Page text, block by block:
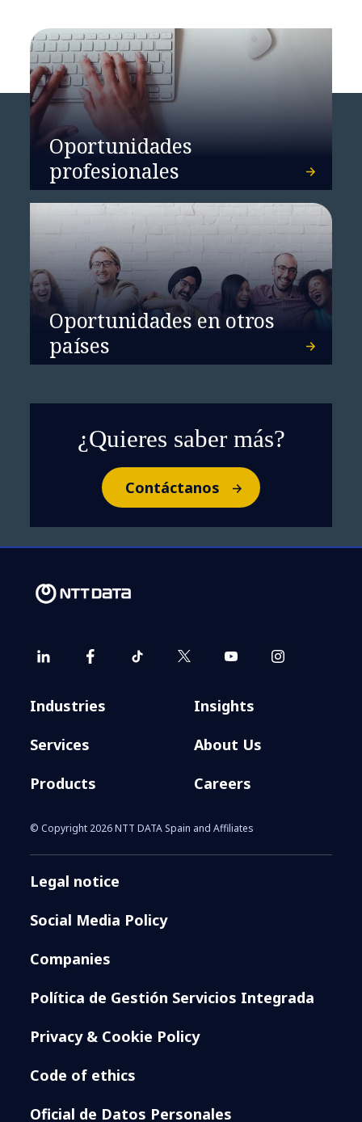
Oportunidades
profesionales
Oportunidades en otros
países
¿Quieres saber más?
Contáctanos
Industries
Services
Products
Insights
About Us
Careers
© Copyright 2026 NTT DATA Spain and Affiliates
Legal notice
Social Media Policy
Companies
Política de Gestión Servicios Integrada
Privacy & Cookie Policy
Code of ethics
Oficial de Datos Personales